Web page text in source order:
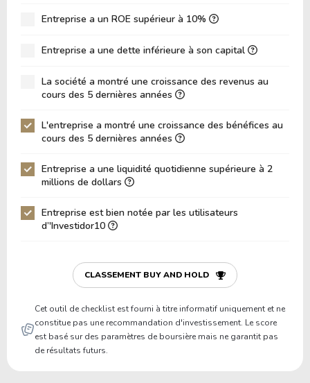
ROIC (RETOUR SUR CAPITAL INVESTI)
ROA (Retour sur Actifs)
Dette Nette / EBITDA
Dette Nette / EBIT
Dette Brute / Capitaux Propres
Capitaux Propres / Actifs
0.58
Passifs / Actifs
Ratio de Liquidité
P/Actif Circulant Net
Entreprise a un ROE supérieur à 10%
Entreprise a une dette inférieure à son capital
La société a montré une croissance des revenus au
cours des 5 dernières années
L'entreprise a montré une croissance des bénéfices au
cours des 5 dernières années
Entreprise a une liquidité quotidienne supérieure à 2
millions de dollars
Entreprise est bien notée par les utilisateurs
d’'Investidor10
CLASSEMENT BUY AND HOLD
Cet outil de checklist est fourni à titre informatif uniquement et ne
constitue pas une recommandation d'investissement. Le score
est basé sur des paramètres de boursière mais ne garantit pas
de résultats futurs.